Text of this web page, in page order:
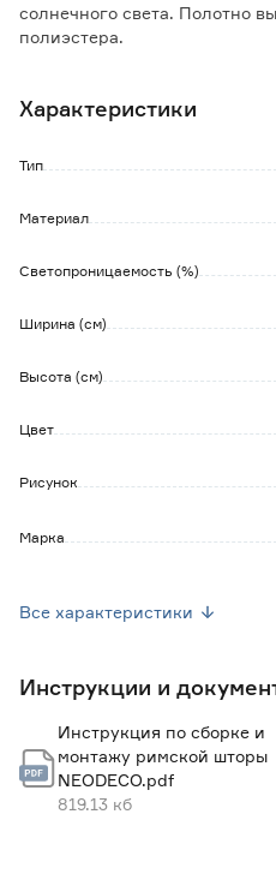
солнечного света. Полотно
полиэстера.
(одна часть на полотне,
управления карниза.
позволяют шторе
для плавного опускания
На обратной стороне
Загрязнения с полотна
Карниз приобретается
Характеристики
Тип
Материал
Светопроницаемость (%)
Ширина (см)
Высота (см)
Цвет
Рисунок
Марка
Все характеристики
Инструкции и
Инструкция по сборке и
монтажу римской шторы
NEODECO.pdf
819.13 кб